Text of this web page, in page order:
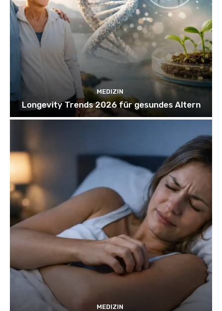
MEDIZIN
Longevity Trends 2026 für gesundes Altern
MEDIZIN